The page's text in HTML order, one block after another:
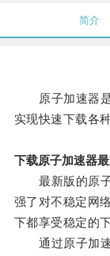
简介
原子加速器是
实现快速下载各
下载原子加速器
最新版的原子
强了对不稳定网
下都享受稳定的
通过原子加速